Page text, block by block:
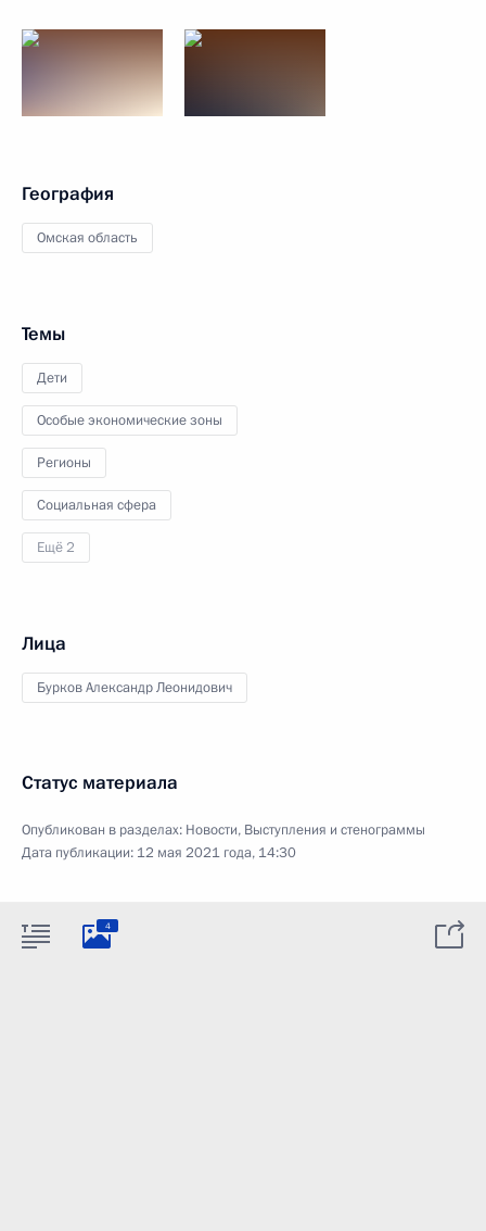
География
Омская область
Темы
Дети
Особые экономические зоны
Регионы
Социальная сфера
Ещё 2
Лица
Бурков Александр Леонидович
Статус материала
Опубликован в разделах: Новости, Выступления и стенограммы
Дата публикации: 12 мая 2021 года, 14:30
4